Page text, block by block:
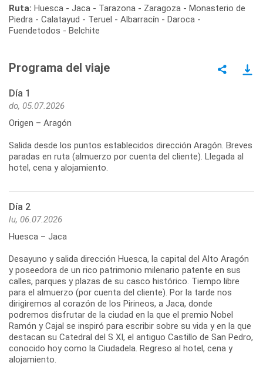
Ruta: Huesca - Jaca - Tarazona - Zaragoza - Monasterio de
Piedra - Calatayud - Teruel - Albarracín - Daroca -
Fuendetodos - Belchite
Programa del viaje
Día 1
do, 05.07.2026
Origen – Aragón
Salida desde los puntos establecidos dirección Aragón. Breves
paradas en ruta (almuerzo por cuenta del cliente). Llegada al
hotel, cena y alojamiento.
Día 2
lu, 06.07.2026
Huesca – Jaca
Desayuno y salida dirección Huesca, la capital del Alto Aragón
y poseedora de un rico patrimonio milenario patente en sus
calles, parques y plazas de su casco histórico. Tiempo libre
para el almuerzo (por cuenta del cliente). Por la tarde nos
dirigiremos al corazón de los Pirineos, a Jaca, donde
podremos disfrutar de la ciudad en la que el premio Nobel
Ramón y Cajal se inspiró para escribir sobre su vida y en la que
destacan su Catedral del S XI, el antiguo Castillo de San Pedro,
conocido hoy como la Ciudadela. Regreso al hotel, cena y
alojamiento.